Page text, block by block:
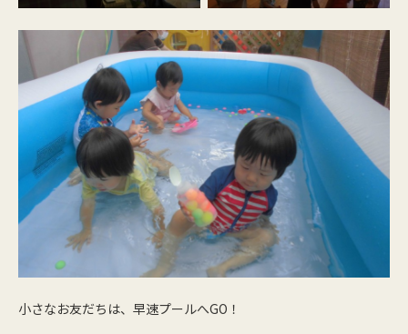
小さなお友だちは、早速プールへGO！